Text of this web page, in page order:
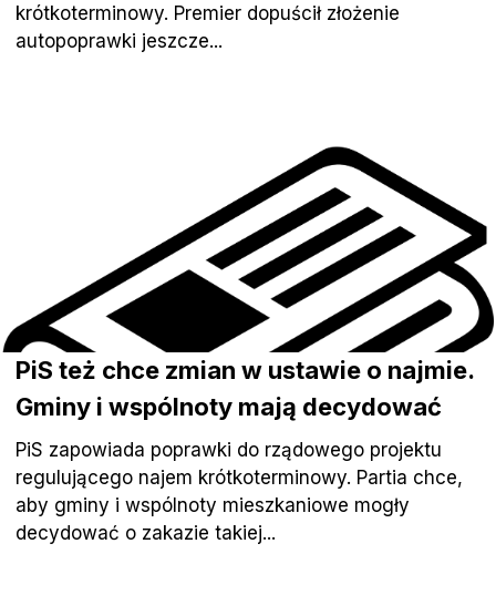
krótkoterminowy. Premier dopuścił złożenie
autopoprawki jeszcze...
PiS też chce zmian w ustawie o najmie.
Gminy i wspólnoty mają decydować
PiS zapowiada poprawki do rządowego projektu
regulującego najem krótkoterminowy. Partia chce,
aby gminy i wspólnoty mieszkaniowe mogły
decydować o zakazie takiej...